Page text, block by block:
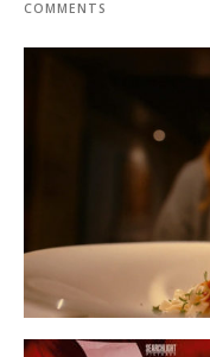
COMMENTS